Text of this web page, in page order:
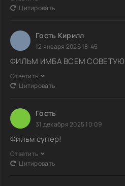
Цитировать
Гость Кирилл
12 января 2026 18:45
ФИЛЬМ ИМБА ВСЕМ СОВЕТУЮ
Ответить
Цитировать
Гость
31 декабря 2025 10:09
Фильм супер!
Ответить
Цитировать